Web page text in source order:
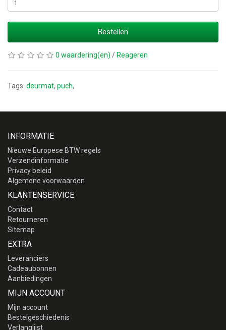
Bestellen
0 waardering(en) / Reageren
Tags: deurmat, puch,
INFORMATIE
Nieuwe Europese BTW regels
Verzendinformatie
Privacy beleid
Algemene voorwaarden
KLANTENSERVICE
Contact
Retourneren
Sitemap
EXTRA
Leveranciers
Cadeaubonnen
Aanbiedingen
MIJN ACCOUNT
Mijn account
Bestelgeschiedenis
Verlanglijst